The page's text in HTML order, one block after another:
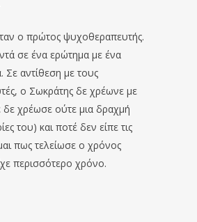
ο πρώτος ψυχοθεραπευτής.
σε ένα ερώτημα με ένα
Σε αντίθεση με τους
ο Σωκράτης δε χρέωνε με
χρέωσε ούτε μια δραχμή
του) και ποτέ δεν είπε τις
πως τελείωσε ο χρόνος
περισσότερο χρόνο.